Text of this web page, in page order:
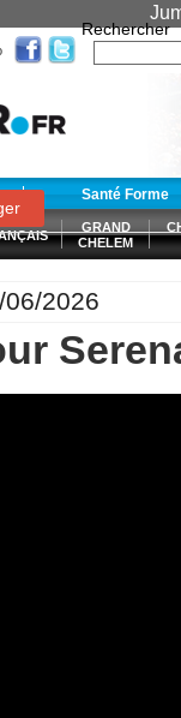
Rechercher
Santé Forme
GRAND
CHELEM
2026